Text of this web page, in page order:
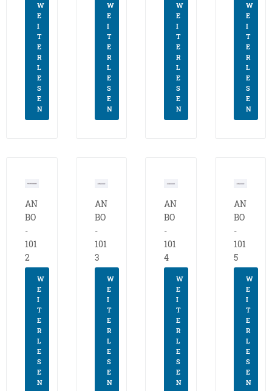
W
E
I
T
E
R
L
E
S
E
N
W
E
I
T
E
R
L
E
S
E
N
W
E
I
T
E
R
L
E
S
E
N
W
E
I
T
E
R
L
E
S
E
N
AN
BO
-
101
2
W
E
I
T
E
R
L
E
S
E
N
AN
BO
-
101
3
W
E
I
T
E
R
L
E
S
E
N
AN
BO
-
101
4
W
E
I
T
E
R
L
E
S
E
N
AN
BO
-
101
5
W
E
I
T
E
R
L
E
S
E
N